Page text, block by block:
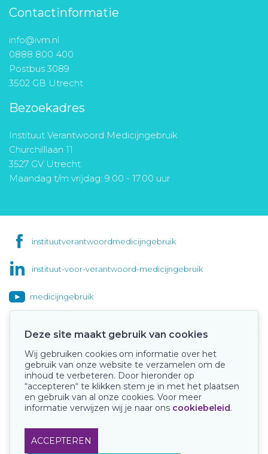
Contactinformatie
info@ivm.nl
0888 800 400
Postbus 3089
3502 GB Utrecht
Bezoekadres
Instituut Verantwoord Medicijngebruik
Churchilllaan 11
3527 GV Utrecht
Maandag t/m vrijdag: 9.00 - 17.00 uur
instituutverantwoordmedicijngebruik
instituut-voor-verantwoord-medicijngebruik
medicijngebruik
Onze keurmerken
Deze site maakt gebruik van cookies
Wij gebruiken cookies om informatie over het
gebruik van onze website te verzamelen om de
inhoud te verbeteren. Door hieronder op
“accepteren“ te klikken stem je in met het plaatsen
en gebruik van al onze cookies. Voor meer
informatie verwijzen wij je naar ons cookiebeleid.
ACCEPTEREN